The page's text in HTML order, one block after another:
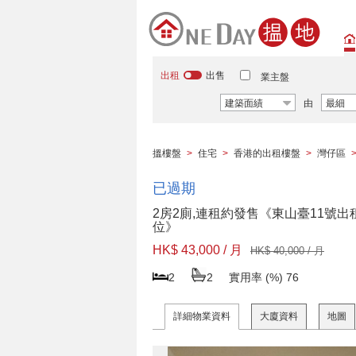
出租 出售 業主盤
建築面績 由 最細
搵樓盤 > 住宅 > 香港的出租樓盤 > 灣仔區 >
已過期
2房2廁,連租約發售《東山臺11號出
位》
HK$ 43,000 / 月
HK$ 40,000 / 月
2 2 實用率 (%) 76
詳細物業資料 大廈資料 地圖